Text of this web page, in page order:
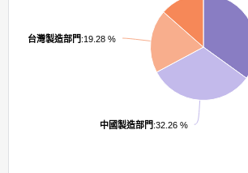
中國製造部門:32.26 %
台灣製造部門:19.28 %